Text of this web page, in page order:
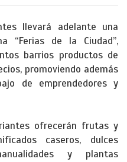
llevará adelante una
“Ferias de la Ciudad”,
barrios productos de
promoviendo además
de emprendedores y
ofrecerán frutas y
caseros, dulces
y plantas